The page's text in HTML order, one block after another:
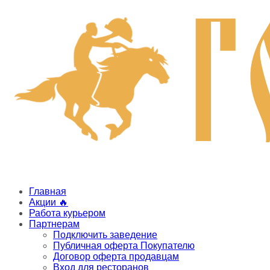
Главная
Акции 🔥
Работа курьером
Партнерам
Подключить заведение
Публичная оферта Покупателю
Договор оферта продавцам
Вход для ресторанов